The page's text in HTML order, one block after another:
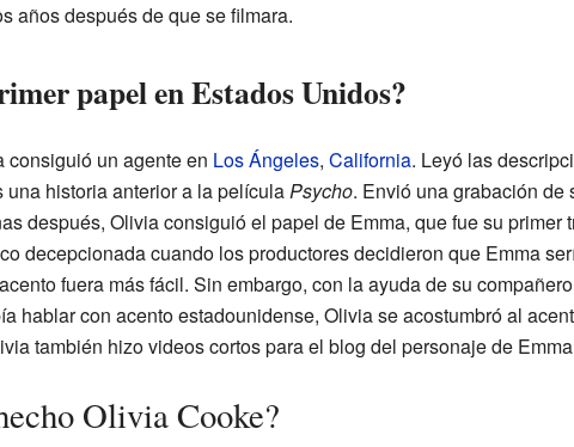
años después de que se filmara.
papel en Estados Unidos?
consiguió un agente en Los Ángeles, California. Leyó las
una historia anterior a la películaPsycho. Envió una grabación de
después, Olivia consiguió el papel de Emma, que fue su primer
decepcionada cuando los productores decidieron que Emma
fuera más fácil. Sin embargo, con la ayuda de su
hablar con acento estadounidense, Olivia se acostumbró al
también hizo videos cortos para el blog del personaje de
Olivia Cooke?